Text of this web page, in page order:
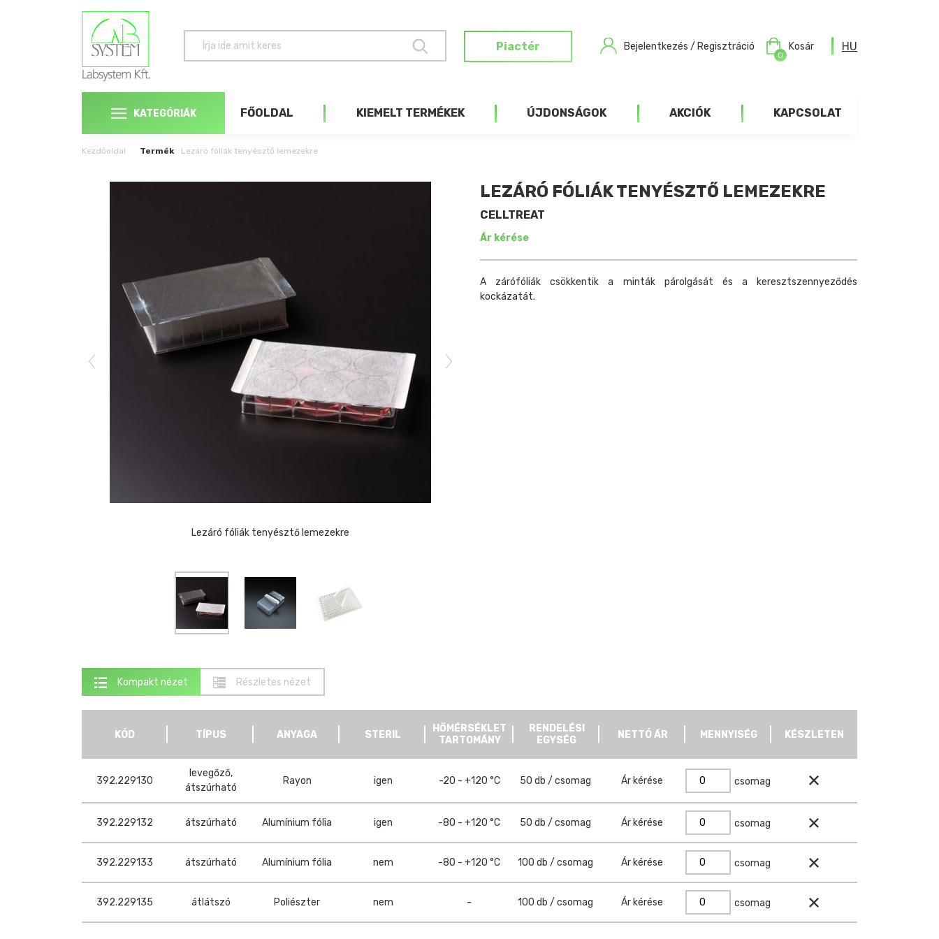
Piactér Bejelentkezés / Regisztráció
0
Kosár HU
KATEGÓRIÁK FŐOLDAL KIEMELT TERMÉKEK ÚJDONSÁGOK AKCIÓK KAPCSOLAT
Kezdőoldal Termék Lezáró fóliák tenyésztő lemezekre
Lezáró fóliák tenyésztő lemezekre
LEZÁRÓ FÓLIÁK TENYÉSZTŐ LEMEZEKRE
CELLTREAT
Ár kérése
A zárófóliák csökkentik a minták párolgását és a keresztszennyeződés
kockázatát.
Kompakt nézet Részletes nézet
KÓD TÍPUS ANYAGA STERIL
HŐMÉRSÉKLET
TARTOMÁNY
RENDELÉSI
EGYSÉG
NETTÓ ÁR MENNYISÉG KÉSZLETEN
392.229130
levegőző,
átszúrható
Rayon igen -20 - +120 °C 50 db / csomag Ár kérése csomag
392.229132 átszúrható Alumínium fólia igen -80 - +120 °C 50 db / csomag Ár kérése csomag
392.229133 átszúrható Alumínium fólia nem -80 - +120 °C 100 db / csomag Ár kérése csomag
392.229135 átlátszó Poliészter nem - 100 db / csomag Ár kérése csomag